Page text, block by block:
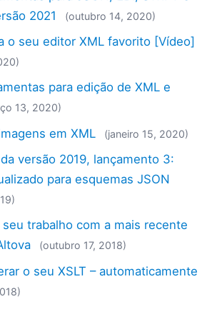
2021
(outubro 14, 2020)
o seu editor XML favorito [Vídeo]
para edição de XML e
13, 2020)
em XML (janeiro 15, 2020)
versão 2019, lançamento 3:
para esquemas JSON
trabalho com a mais recente
(outubro 17, 2018)
o seu XSLT – automaticamente